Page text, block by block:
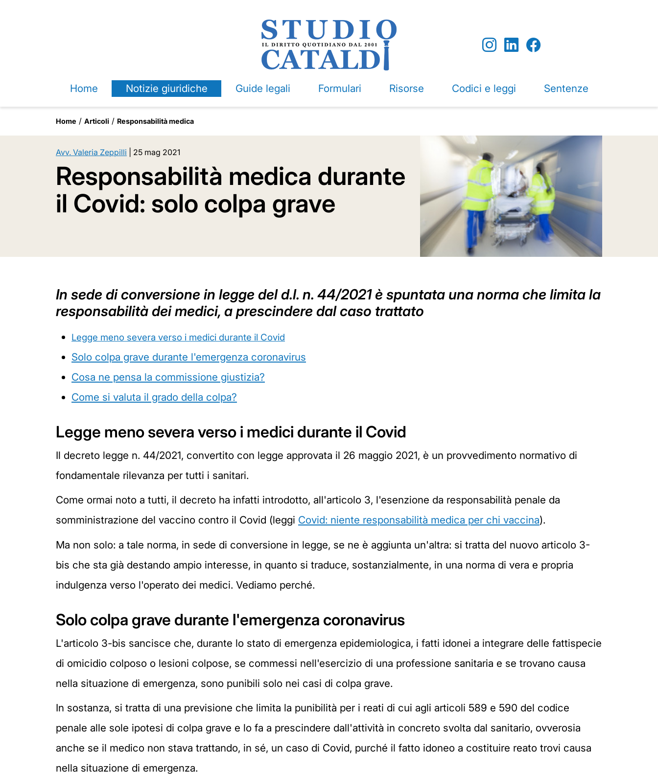
Home Notizie giuridiche Guide legali Formulari Risorse Codici e leggi Sentenze
Home Articoli Responsabilità medica
Avv. Valeria Zeppilli 25 mag 2021
Responsabilità medica durante
il Covid: solo colpa grave
In sede di conversione in legge del d.l. n. 44/2021 è spuntata una norma che limita la
responsabilità dei medici, a prescindere dal caso trattato
Legge meno severa verso i medici durante il Covid
Solo colpa grave durante l'emergenza coronavirus
Cosa ne pensa la commissione giustizia?
Come si valuta il grado della colpa?
Legge meno severa verso i medici durante il Covid
Il decreto legge n. 44/2021, convertito con legge approvata il 26 maggio 2021, è un provvedimento normativo di
fondamentale rilevanza per tutti i sanitari.
Come ormai noto a tutti, il decreto ha infatti introdotto, all'articolo 3, l'esenzione da responsabilità penale da
somministrazione del vaccino contro il Covid (leggi Covid: niente responsabilità medica per chi vaccina).
Ma non solo: a tale norma, in sede di conversione in legge, se ne è aggiunta un'altra: si tratta del nuovo articolo 3-
bis che sta già destando ampio interesse, in quanto si traduce, sostanzialmente, in una norma di vera e propria
indulgenza verso l'operato dei medici. Vediamo perché.
Solo colpa grave durante l'emergenza coronavirus
L'articolo 3-bis sancisce che, durante lo stato di emergenza epidemiologica, i fatti idonei a integrare delle fattispecie
di omicidio colposo o lesioni colpose, se commessi nell'esercizio di una professione sanitaria e se trovano causa
nella situazione di emergenza, sono punibili solo nei casi di colpa grave.
In sostanza, si tratta di una previsione che limita la punibilità per i reati di cui agli articoli 589 e 590 del codice
penale alle sole ipotesi di colpa grave e lo fa a prescindere dall'attività in concreto svolta dal sanitario, ovverosia
anche se il medico non stava trattando, in sé, un caso di Covid, purché il fatto idoneo a costituire reato trovi causa
nella situazione di emergenza.